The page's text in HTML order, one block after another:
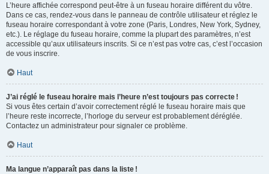
L’heure affichée correspond peut-être à un fuseau horaire différent du vôtre.
Dans ce cas, rendez-vous dans le panneau de contrôle utilisateur et réglez le
fuseau horaire correspondant à votre zone (Paris, Londres, New York, Sydney,
etc.). Le réglage du fuseau horaire, comme la plupart des paramètres, n’est
accessible qu’aux utilisateurs inscrits. Si ce n’est pas votre cas, c’est l’occasion
de vous inscrire.
Haut
J’ai réglé le fuseau horaire mais l’heure n’est toujours pas correcte !
Si vous êtes certain d’avoir correctement réglé le fuseau horaire mais que
l’heure reste incorrecte, l’horloge du serveur est probablement déréglée.
Contactez un administrateur pour signaler ce problème.
Haut
Ma langue n’apparaît pas dans la liste !